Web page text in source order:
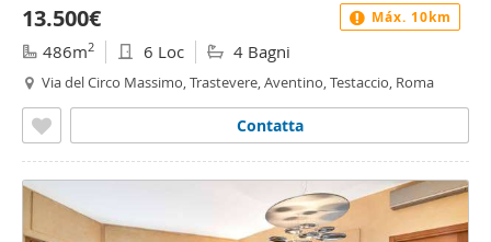
13.500€
486m2 6 Loc 4 Bagni
Via del Circo Massimo, Trastevere, Aventino, Testaccio, Roma
Contatta
Máx. 10km